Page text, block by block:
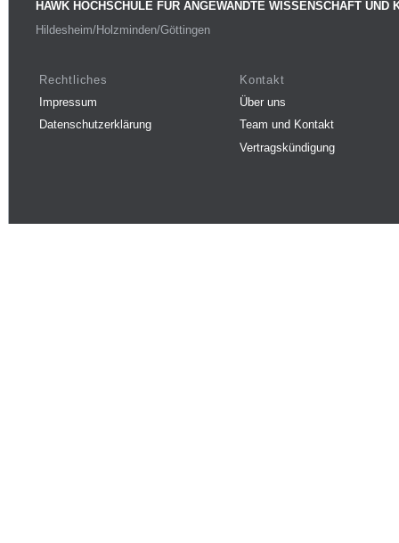
HAWK HOCHSCHULE FÜR ANGEWANDTE WISSENSCHAFT UND
Hildesheim/Holzminden/Göttingen
Rechtliches
Impressum
Datenschutzerklärung
Kontakt
Über uns
Team und Kontakt
Vertragskündigung